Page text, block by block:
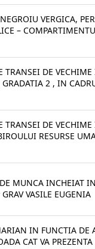
VERGICA,
–
TRANSEI DE
2 , IN
TRANSEI DE
RESURSE
MUNCA INCHEIAT
VASILE EUGENIA
IN FUNCTIA DE
CAT VA